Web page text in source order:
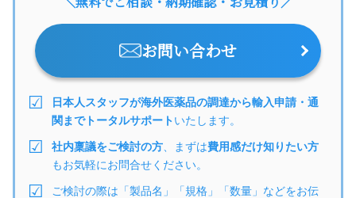
お問い合わせ
日本人スタッフが海外医薬品の調達から輸入申請・通
関までトータルサポートいたします。
社内稟議をご検討の方 、まずは費用感だけ知りたい方
もお気軽にお問合せください。
ご検討の際は「製品名」「規格」「数量」などをお伝